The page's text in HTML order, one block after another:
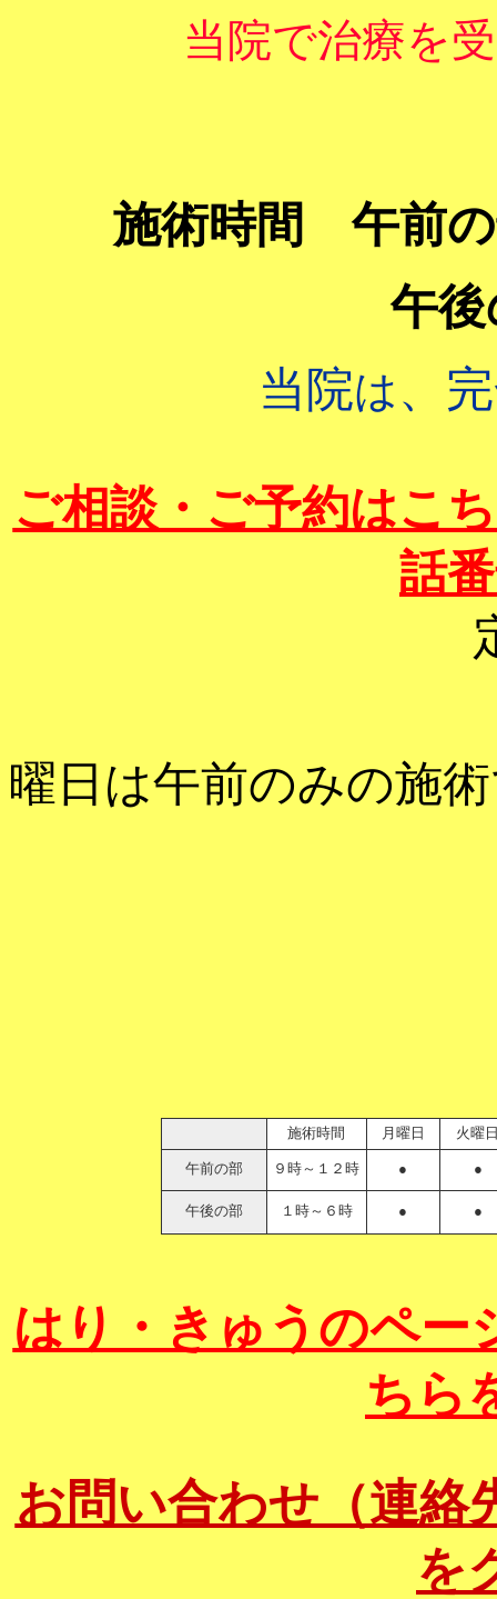
当院で治療を
施術時間 午前の
午
当院は、
ご相談・ご予約はこ
話
曜日は午前のみの施
施術時間 月曜日 火曜
午前の部 ９時～１２時 ● ●
午後の部 １時～６時 ● ●
はり・きゅうのペー
ちら
お問い合わせ（連絡
を